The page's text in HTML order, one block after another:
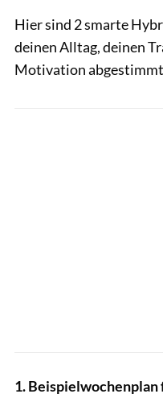
Hier sind 2 smarte
deinen Alltag, deinen
Motivation
1.